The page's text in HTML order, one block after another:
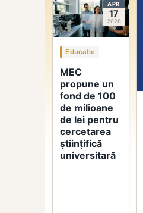
APR
17
2026
Educatie
MEC
propune un
fond de 100
de milioane
de lei pentru
cercetarea
științifică
universitară